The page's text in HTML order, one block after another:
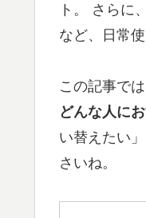
ト。 さらに、
など、日常
この記事で
どんな人に
い替えたい
さいね。